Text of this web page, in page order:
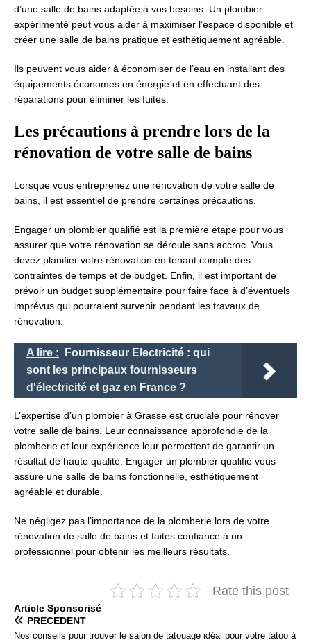
d’une salle de bains adaptée à vos besoins. Un plombier
expérimenté peut vous aider à maximiser l’espace disponible et
créer une salle de bains pratique et esthétiquement agréable.
Ils peuvent vous aider à économiser de l’eau en installant des
équipements économes en énergie et en effectuant des
réparations pour éliminer les fuites.
Les précautions à prendre lors de la
rénovation de votre salle de bains
Lorsque vous entreprenez une rénovation de votre salle de
bains, il est essentiel de prendre certaines précautions.
Engager un plombier qualifié est la première étape pour vous
assurer que votre rénovation se déroule sans accroc. Vous
devez planifier votre rénovation en tenant compte des
contraintes de temps et de budget. Enfin, il est important de
prévoir un budget supplémentaire pour faire face à d’éventuels
imprévus qui pourraient survenir pendant les travaux de
rénovation.
A lire :
Fournisseur Electricité : qui
sont les principaux fournisseurs
d'électricité et gaz en France ?
L’expertise d’un plombier à Grasse est cruciale pour rénover
votre salle de bains. Leur connaissance approfondie de la
plomberie et leur expérience leur permettent de garantir un
résultat de haute qualité. Engager un plombier qualifié vous
assure une salle de bains fonctionnelle, esthétiquement
agréable et durable.
Ne négligez pas l’importance de la plomberie lors de votre
rénovation de salle de bains et faites confiance à un
professionnel pour obtenir les meilleurs résultats.
Rate this post
Articlе Spоnsоrisé
PRÉCÉDENT
Nos conseils pour trouver le salon de tatouage idéal pour votre tatoo à